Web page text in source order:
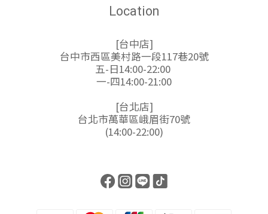
Location
[台中店]
台中市西區美村路一段117巷20號
五-日14:00-22:00
一-四14:00-21:00
[台北店]
台北市萬華區峨眉街70號
(14:00-22:00)